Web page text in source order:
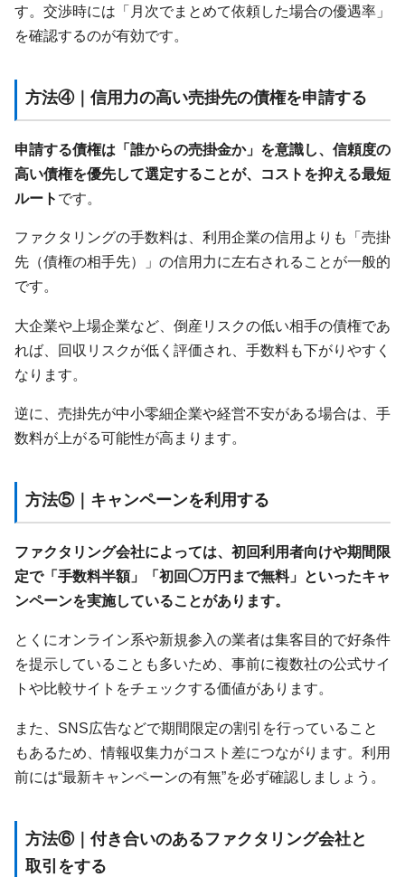
す。交渉時には「月次でまとめて依頼した場合の優遇率」
を確認するのが有効です。
方法④｜信用力の高い売掛先の債権を申請する
申請する債権は「誰からの売掛金か」を意識し、信頼度の
高い債権を優先して選定することが、コストを抑える最短
ルート です。
ファクタリングの手数料は、利用企業の信用よりも「売掛
先（債権の相手先）」の信用力に左右されることが一般的
です。
大企業や上場企業など、倒産リスクの低い相手の債権であ
れば、回収リスクが低く評価され、手数料も下がりやすく
なります。
逆に、売掛先が中小零細企業や経営不安がある場合は、手
数料が上がる可能性が高まります。
方法⑤｜キャンペーンを利用する
ファクタリング会社によっては、初回利用者向けや期間限
定で「手数料半額」「初回◯万円まで無料」といったキャ
ンペーンを実施していることがあります。
とくにオンライン系や新規参入の業者は集客目的で好条件
を提示していることも多いため、事前に複数社の公式サイ
トや比較サイトをチェックする価値があります。
また、SNS広告などで期間限定の割引を行っていること
もあるため、情報収集力がコスト差につながります。利用
前には“最新キャンペーンの有無”を必ず確認しましょう。
方法⑥｜付き合いのあるファクタリング会社と
取引をする